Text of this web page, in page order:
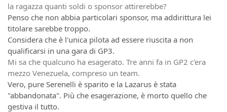
la ragazza quanti soldi o sponsor attirerebbe?
Penso che non abbia particolari sponsor, ma addirittura lei
titolare sarebbe troppo.
Considera che è l'unica pilota ad essere riuscita a non
qualificarsi in una gara di GP3.
Mi sa che qualcuno ha esagerato. Tre anni fa in GP2 c'era
mezzo Venezuela, compreso un team.
Vero, pure Serenelli è sparito e la Lazarus è stata
"abbandonata". Più che esagerazione, è morto quello che
gestiva il tutto.